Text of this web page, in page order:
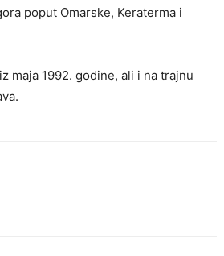
poput Omarske, Keraterma i
maja 1992. godine, ali i na trajnu